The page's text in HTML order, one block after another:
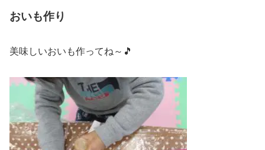
おいも作り
美味しいおいも作ってね～🎵